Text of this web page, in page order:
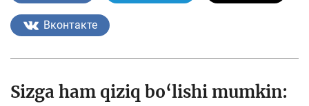
Вконтакте
Sizga ham qiziq bo‘lishi mumkin: